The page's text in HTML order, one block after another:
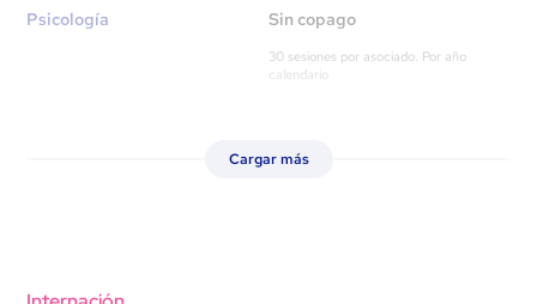
Psicología Sin copago
30 sesiones por asociado. Por año
calendario
Cargar más